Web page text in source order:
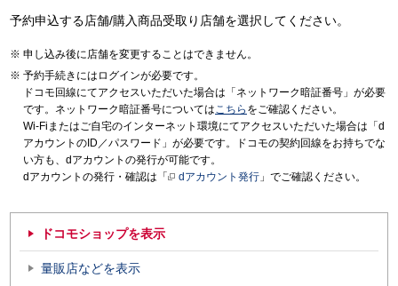
予約申込する店舗/購入商品受取り店舗を選択してください。
申し込み後に店舗を変更することはできません。
予約手続きにはログインが必要です。
ドコモ回線にてアクセスいただいた場合は「ネットワーク暗証番号」が必要
です。ネットワーク暗証番号についてはこちら をご確認ください。
Wi-Fiまたはご自宅のインターネット環境にてアクセスいただいた場合は「d
アカウントのID／パスワード」が必要です。ドコモの契約回線をお持ちでな
い方も、dアカウントの発行が可能です。
dアカウントの発行・確認は「
dアカウント発行 」でご確認ください。
ドコモショップを表示
量販店などを表示